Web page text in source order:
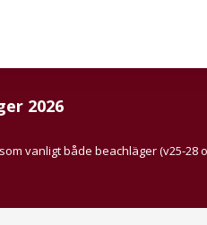
2026
vanligt både beachläger (v25-28